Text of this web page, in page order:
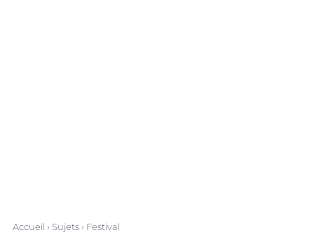
Accueil › Sujets› Festival